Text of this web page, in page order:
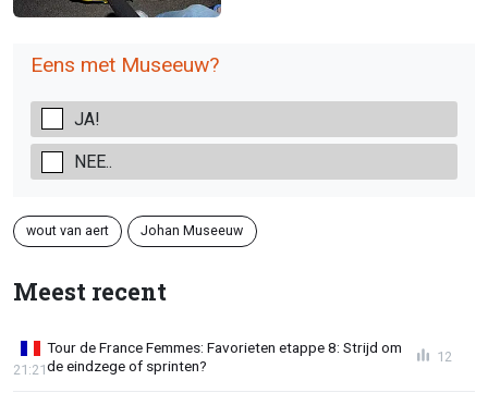
Eens met Museeuw?
JA!
NEE..
wout van aert Johan Museeuw
Meest recent
Tour de France Femmes: Favorieten etappe 8: Strijd om
de eindzege of sprinten?
21:21
12